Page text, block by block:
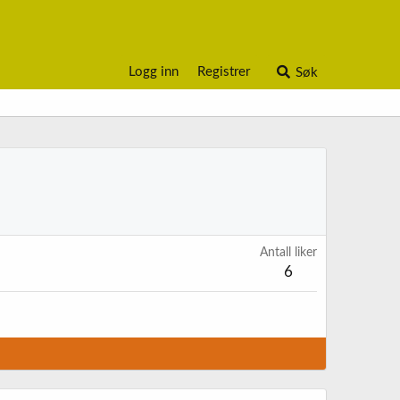
Logg inn Registrer Søk
Antall liker
6